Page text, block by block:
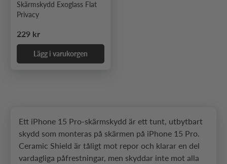
Skärmskydd Exoglass Flat
Privacy
Ordinarie pris
229 kr
Lägg i varukorgen
Ett iPhone 15 Pro-skärmskydd är ett tunt, utbytbart
skydd som monteras på skärmen på iPhone 15 Pro.
Ceramic Shield är tåligt mot repor och klarar en del
vardagliga påfrestningar, men skyddar inte mot alla